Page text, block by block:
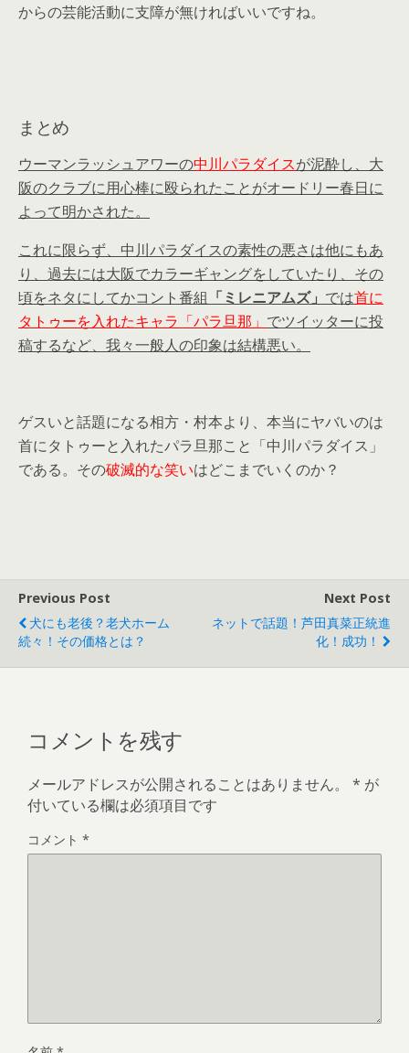
からの芸能活動に支障が無ければいいですね。
まとめ
ウーマンラッシュアワーの中川パラダイスが泥酔し、大
阪のクラブに用心棒に殴られたことがオードリー春日に
よって明かされた。
これに限らず、中川パラダイスの素性の悪さは他にもあ
り、過去には大阪でカラーギャングをしていたり、その
頃をネタにしてかコント番組 「ミレニアムズ」 では首に
タトゥーを入れたキャラ「パラ旦那」 でツイッターに投
稿するなど、我々一般人の印象は結構悪い。
ゲスいと話題になる相方・村本より、本当にヤバいのは
首にタトゥーと入れたパラ旦那こと「中川パラダイス」
である。その破滅的な笑いはどこまでいくのか？
Previous Post
犬にも老後？老犬ホーム
続々！その価格とは？
Next Post
ネットで話題！芦田真菜正統進
化！成功！
コメントを残す
メールアドレスが公開されることはありません。 * が
付いている欄は必須項目です
コメント *